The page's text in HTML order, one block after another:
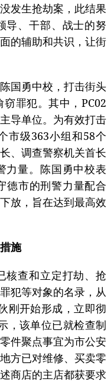
发生抢劫案，此结果
导、干部、战士的努
的辅助和共识，让街
国勇中校，打击街头
罪犯。其中，PC02
导单位。为有效打击
市级363小组和58个
、调查警察机关首长
力量。陈国勇中校表
德市的刑警力量配合
放，旨在达到最高效
施
核查和立定打劫、抢
犯等对象的名录，从
刚开始形成，立即彻
，该单位已就检查制
件聚点事宜为市公安
方已对维修、买卖零
商店的主店都获要求